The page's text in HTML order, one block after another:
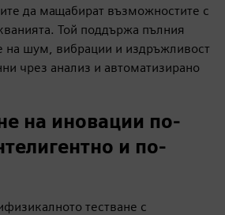
да мащабират възможностите с
Той поддържа пълния
на шум, вибрации и издръжливост
чрез анализ и автоматизирано
на иновации по-
и по-
тестване с